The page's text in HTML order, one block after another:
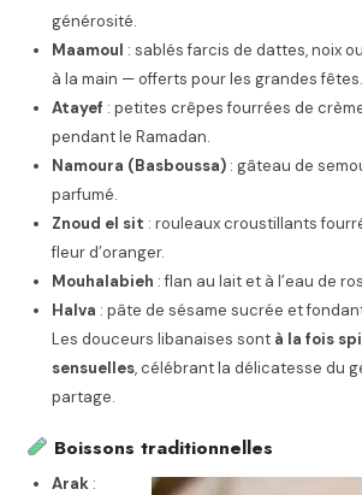
générosité.
Maamoul : sablés farcis de dattes, noix
à la main — offerts pour les grandes fêtes.
Atayef : petites crêpes fourrées de
pendant le Ramadan.
Namoura (Basboussa) : gâteau de
parfumé.
Znoud el sit : rouleaux croustillants
fleur d’oranger.
Mouhalabieh : flan au lait et à l’eau de
Halva : pâte de sésame sucrée et
Les douceurs libanaises sont à la fois
sensuelles, célébrant la délicatesse du
partage.
Boissons traditionnelles
Arak :